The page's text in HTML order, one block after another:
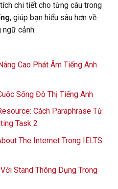
chi tiết cho từng câu trong
, giúp bạn hiểu sâu hơn về
ngữ cảnh:
Cao Phát Âm Tiếng Anh
Sống Đô Thị Tiếng Anh
Cách Paraphrase Từ
Task 2
The Internet Trong IELTS
Stand Thông Dụng Trong